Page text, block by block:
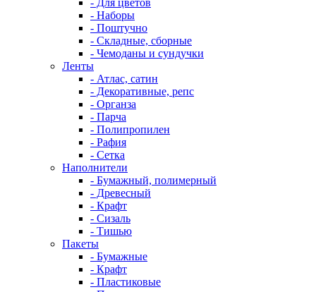
- Для цветов
- Наборы
- Поштучно
- Складные, сборные
- Чемоданы и сундучки
Ленты
- Атлас, сатин
- Декоративные, репс
- Органза
- Парча
- Полипропилен
- Рафия
- Сетка
Наполнители
- Бумажный, полимерный
- Древесный
- Крафт
- Сизаль
- Тишью
Пакеты
- Бумажные
- Крафт
- Пластиковые